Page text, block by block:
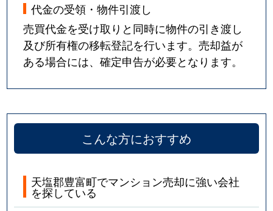
代金の受領・物件引渡し
売買代金を受け取りと同時に物件の引き渡し
及び所有権の移転登記を行います。売却益が
ある場合には、確定申告が必要となります。
こんな方におすすめ
天塩郡豊富町でマンション売却に強い会社
を探している